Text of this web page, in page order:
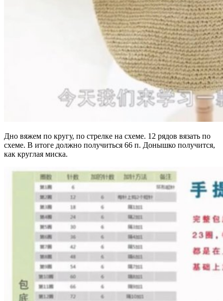
Дно вяжем по кругу, по стрелке на схеме. 12 рядов вязать по
схеме. В итоге должно получиться 66 п. Донышко получится,
как круглая миска.